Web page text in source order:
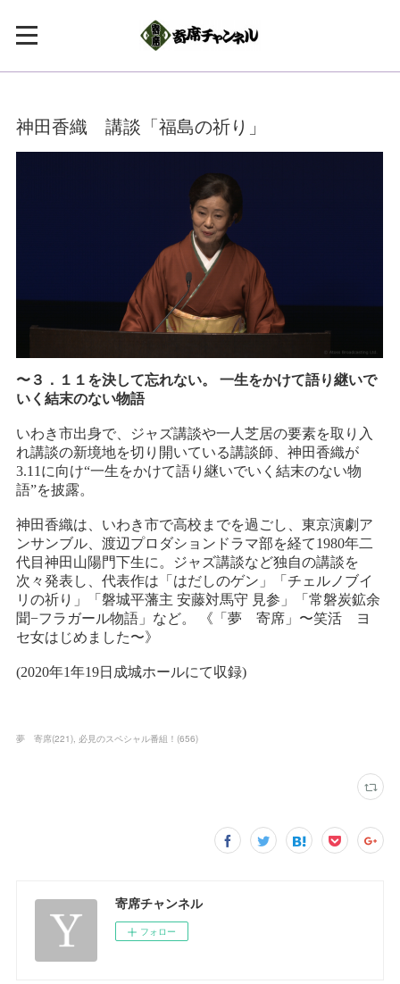
神田香織 講談「福島の祈り」
夢 寄席(221) 必見のスペシャル番組！ (656)
寄席チャンネル
フォロー